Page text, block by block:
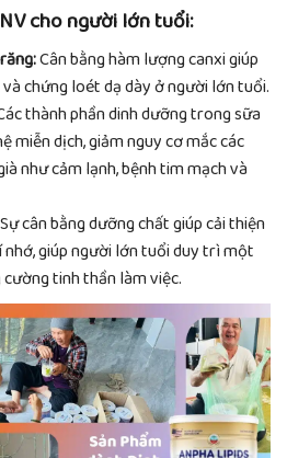
cho người lớn tuổi:
Cân bằng hàm lượng canxi giúp
chứng loét dạ dày ở người lớn tuổi.
thành phần dinh dưỡng trong sữa
miễn dịch, giảm nguy cơ mắc các
như cảm lạnh, bệnh tim mạch và
Sự cân bằng dưỡng chất giúp cải thiện
giúp người lớn tuổi duy trì một
tinh thần làm việc.